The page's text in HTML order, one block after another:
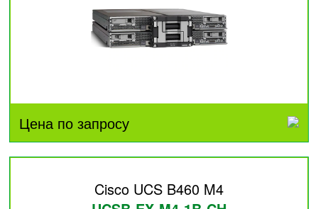
Цена по запросу
Cisco UCS B460 M4